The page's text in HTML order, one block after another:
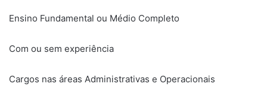
Ensino Fundamental ou Médio Completo
Com ou sem experiência
Cargos nas áreas Administrativas e Operacionais